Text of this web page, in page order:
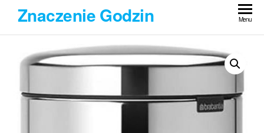
Przejdź
treści
Znaczenie Godzin Menu